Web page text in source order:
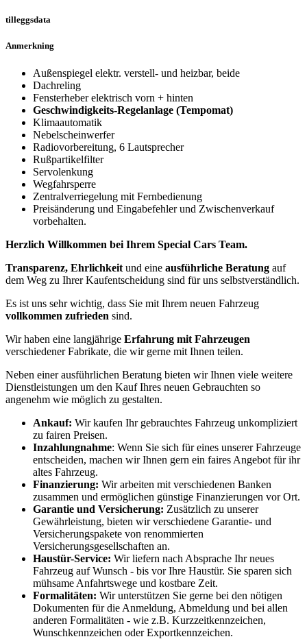
tilleggsdata
Anmerkning
Außenspiegel elektr. verstell- und heizbar, beide
Dachreling
Fensterheber elektrisch vorn + hinten
Geschwindigkeits-Regelanlage (Tempomat)
Klimaautomatik
Nebelscheinwerfer
Radiovorbereitung, 6 Lautsprecher
Rußpartikelfilter
Servolenkung
Wegfahrsperre
Zentralverriegelung mit Fernbedienung
Preisänderung und Eingabefehler und Zwischenverkauf
vorbehalten.
Herzlich Willkommen bei Ihrem Special Cars Team.
Transparenz, Ehrlichkeit und eine ausführliche Beratung auf
dem Weg zu Ihrer Kaufentscheidung sind für uns selbstverständlich.
Es ist uns sehr wichtig, dass Sie mit Ihrem neuen Fahrzeug
vollkommen zufrieden sind.
Wir haben eine langjährige Erfahrung mit Fahrzeugen
verschiedener Fabrikate, die wir gerne mit Ihnen teilen.
Neben einer ausführlichen Beratung bieten wir Ihnen viele weitere
Dienstleistungen um den Kauf Ihres neuen Gebrauchten so
angenehm wie möglich zu gestalten.
Ankauf: Wir kaufen Ihr gebrauchtes Fahrzeug unkompliziert
zu fairen Preisen.
Inzahlungnahme: Wenn Sie sich für eines unserer Fahrzeuge
entscheiden, machen wir Ihnen gern ein faires Angebot für ihr
altes Fahrzeug.
Finanzierung: Wir arbeiten mit verschiedenen Banken
zusammen und ermöglichen günstige Finanzierungen vor Ort.
Garantie und Versicherung: Zusätzlich zu unserer
Gewährleistung, bieten wir verschiedene Garantie- und
Versicherungspakete von renommierten
Versicherungsgesellschaften an.
Haustür-Service: Wir liefern nach Absprache Ihr neues
Fahrzeug auf Wunsch - bis vor Ihre Haustür. Sie sparen sich
mühsame Anfahrtswege und kostbare Zeit.
Formalitäten: Wir unterstützen Sie gerne bei den nötigen
Dokumenten für die Anmeldung, Abmeldung und bei allen
anderen Formalitäten - wie z.B. Kurzzeitkennzeichen,
Wunschkennzeichen oder Exportkennzeichen.